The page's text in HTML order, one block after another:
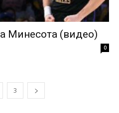
Минесота (видео)
0
3